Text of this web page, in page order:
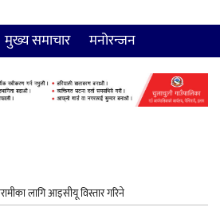
मुख्य समाचार मनोरन्जन
लागि आइसीयू विस्तार गरिने